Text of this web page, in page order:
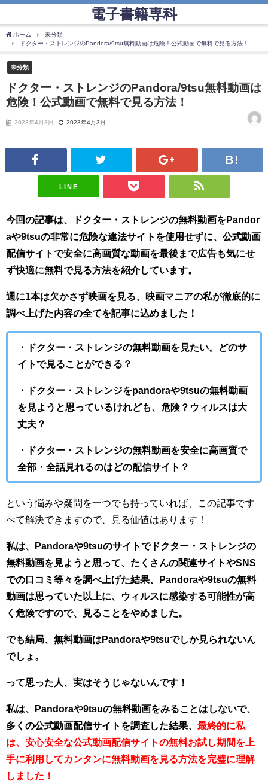
電子書籍専科
ホーム
未分類
ドクター・ストレンジのPandora/9tsu無料動画は危険！公式動画で無料で見る方法！
未分類
ドクター・ストレンジのPandora/9tsu無料動画は
危険！公式動画で無料で見る方法！
2023年4月3日 2023年4月3日
LINE
今回の記事は、ドクター・ストレンジの無料動画をPandor
aや9tsuの非常に危険な違法サイトを使用せずに、公式動画
配信サイトで安全に高画質な動画を最後まで広告も気にせ
ず快適に無料で見る方法を紹介しています。
週に1本は欠かさず映画を見る、映画マニアの私が徹底的に
調べ上げた内容の全てを記事に込めました！
・ドクター・ストレンジの無料動画を見たい。どのサ
イトで見ることができる？
・ドクター・ストレンジをpandoraや9tsuの無料動画
を見ようと思っているけれども、危険？ウィルスは大
丈夫？
・ドクター・ストレンジの無料動画を安全に高画質で
全部・全話見れるのはどの配信サイト？
という悩みや疑問を一つでも持っていれば、この記事です
べて解決できますので、見る価値はあります！
私は、Pandoraや9tsuのサイトでドクター・ストレンジの
無料動画を見ようと思って、たくさんの関連サイトやSNS
での口コミ等々を調べ上げた結果、Pandoraや9tsuの無料
動画は思っていた以上に、
ウィルスに感染する可能性が高
く危険ですので、見ることをやめました。
でも結局、無料動画はPandoraや9tsuでしか見られないん
でしょ。
って思った人、実はそうじゃないんです！
私は、Pandoraや9tsuの無料動画をみることはしないで、
多くの公式動画配信サイトを調査した結果、 最終的に私
は、安心安全な公式動画配信サイトの無料お試し期間を上
手に利用してカンタンに無料動画を見る方法を完璧に理解
しました！